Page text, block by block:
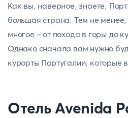
Как вы, наверное, знаете,
большая страна. Тем не
многое - от похода в горы до
Однако сначала вам нужно
курорты Португалии, которые
Отель Avenida